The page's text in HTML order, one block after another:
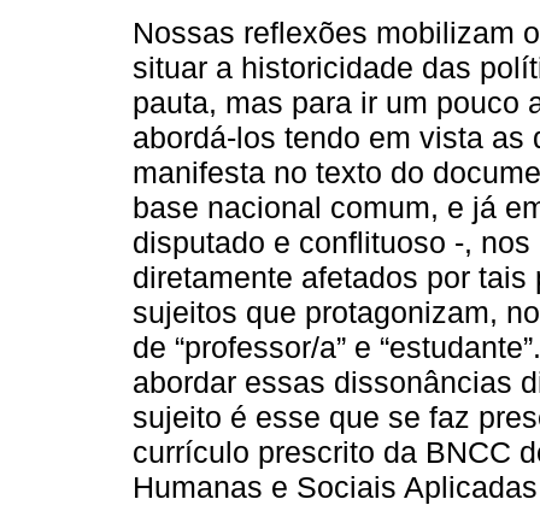
Nossas reflexões mobilizam
situar a historicidade das
pauta, mas para ir um pouco
abordá-los tendo em vista
manifesta no texto do
base nacional comum, e já
disputado e conflituoso -,
diretamente afetados por
sujeitos que protagonizam,
de “professor/a” e
abordar essas dissonâncias
sujeito é esse que se faz
currículo prescrito da BNCC
Humanas e Sociais